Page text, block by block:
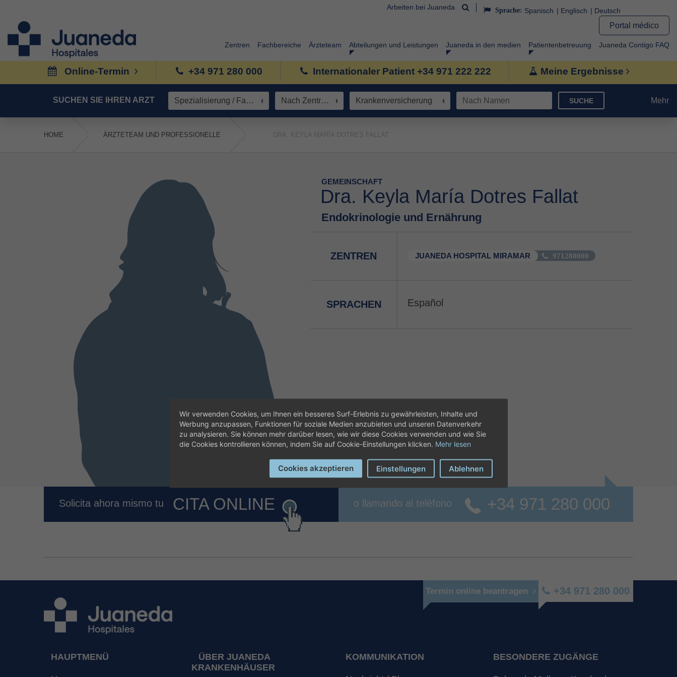
Arbeiten bei Juaneda Sprache: Spanisch Englisch Deutsch
Portal médico
Zentren Fachbereiche Ärzteteam Abteilungen und Leistungen Juaneda in den medien Patientenbetreuung Juaneda Contigo FAQ
Online-Termin +34 971 280 000 Internationaler Patient +34 971 222 222 Meine Ergebnisse
SUCHEN SIE IHREN ARZT Spezialisierung / Fachbereich Nach Zentrum Krankenversicherung SUCHE Mehr
HOME ÄRZTETEAM UND PROFESSIONELLE DRA. KEYLA MARÍA DOTRES FALLAT
GEMEINSCHAFT
Dra. Keyla María Dotres Fallat
Endokrinologie und Ernährung
ZENTREN JUANEDA HOSPITAL MIRAMAR 971280000
SPRACHEN Español
Solicita ahora mismo tu CITA ONLINE o llamando al teléfono +34 971 280 000
Termin online beantragen +34 971 280 000
HAUPTMENÜ
ÜBER JUANEDA
KRANKENHÄUSER
KOMMUNIKATION BESONDERE ZUGÄNGE
Wir verwenden Cookies, um Ihnen ein besseres Surf-Erlebnis zu gewährleisten, Inhalte und
Werbung anzupassen, Funktionen für soziale Medien anzubieten und unseren Datenverkehr
zu analysieren. Sie können mehr darüber lesen, wie wir diese Cookies verwenden und wie Sie
die Cookies kontrollieren können, indem Sie auf Cookie-Einstellungen klicken. Mehr lesen
Cookies akzeptieren Einstellungen Ablehnen